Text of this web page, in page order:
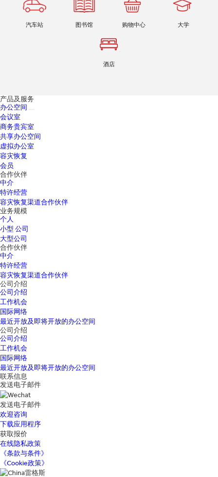
汽车站 图书馆 购物中心 大学
酒店
产品及服务
办公空间
会议室
商务贵宾室
共享办公空间
虚拟办公室
容灾恢复
会员
合作伙伴
中介
特许经营
容灾恢复渠道合作伙伴
业务规模
个人
小型 公司
大型公司
合作伙伴
中介
特许经营
容灾恢复渠道合作伙伴
公司介绍
公司介绍
工作机会
国际网络
最近开放及即将开放的办公空间
公司介绍
公司介绍
工作机会
国际网络
最近开放及即将开放的办公空间
联系信息
发送电子邮件
发送电子邮件
欢迎咨询
下载应用程序
获取报价
在线隐私政策
《条款与条件》
《Cookie政策》